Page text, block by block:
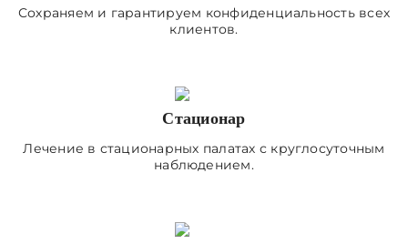
Сохраняем и гарантируем конфиденциальность всех
клиентов.
Стационар
Лечение в стационарных палатах с круглосуточным
наблюдением.